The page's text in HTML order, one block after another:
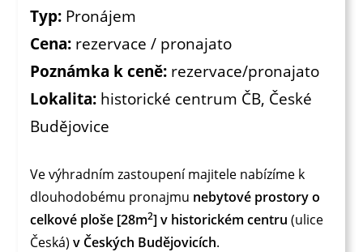
Typ: Pronájem
Cena: rezervace / pronajato
Poznámka k ceně: rezervace/pronajato
Lokalita: historické centrum ČB, České
Budějovice
Ve výhradním zastoupení majitele nabízíme k
dlouhodobému pronajmu nebytové prostory o
celkové ploše [28m2] v historickém centru(ulice
Česká) v Českých Budějovicích.